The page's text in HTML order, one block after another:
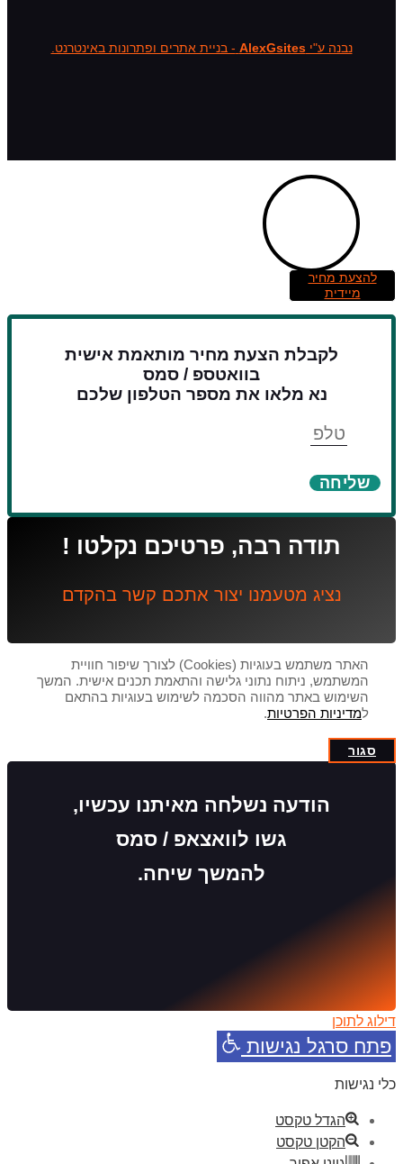
נבנה ע"יAlexGsites - בניית אתרים ופתרונות באינטרנט.
להצעת מחיר
מיידית
לקבלת הצעת מחיר מותאמת אישית
בוואטספ / סמס
נא מלאו את מספר הטלפון שלכם
שליחה
תודה רבה, פרטיכם נקלטו !
נציג מטעמנו יצור אתכם קשר בהקדם
האתר משתמש בעוגיות (Cookies) לצורך שיפור חוויית
המשתמש, ניתוח נתוני גלישה והתאמת תכנים אישית. המשך
השימוש באתר מהווה הסכמה לשימוש בעוגיות בהתאם
למדיניות הפרטיות.
סגור
הודעה נשלחה מאיתנו עכשיו,
גשו לוואצאפ / סמס
להמשך שיחה.
דילוג לתוכן
פתח סרגל נגישות
כלי נגישות
הגדל טקסט
הקטן טקסט